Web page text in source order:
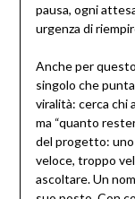
pausa, ogni
urgenza di
Anche per
singolo che
viralità: cerca chi
ma “quanto
del progetto: uno
veloce, troppo
ascoltare. Un